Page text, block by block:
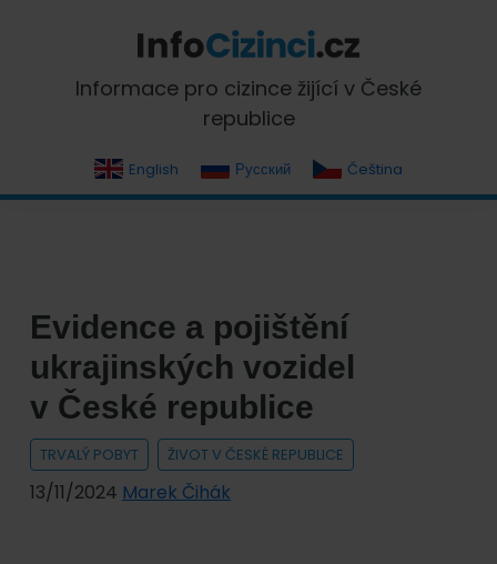
primary
navigation
content
primaryInfoCizinci.cz
Informace pro cizince žijící v České
republice
English Русский Čeština
Evidence a pojištění
ukrajinských vozidel
v České republice
TRVALÝ POBYT ŽIVOT V ČESKÉ REPUBLICE
13/11/2024 Marek Čihák